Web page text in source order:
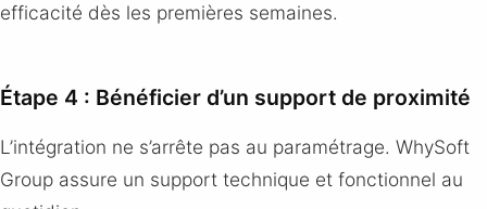
efficacité dès les premières semaines.
Étape 4 : Bénéficier d’un support de proximité
L’intégration ne s’arrête pas au paramétrage. WhySoft
Group assure un support technique et fonctionnel au